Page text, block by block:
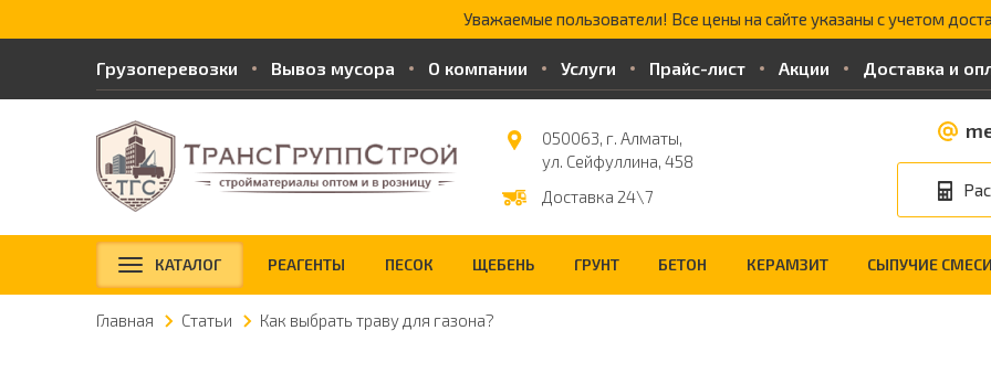
Уважаемые пользователи! Все цены на сайте указаны с учетом
Грузоперевозки Вывоз мусора О компании Услуги Прайс-лист Акции Доставка и
050063, г. Алматы,
ул. Сейфуллина, 458
Доставка 24\7
КАТАЛОГ РЕАГЕНТЫ ПЕСОК ЩЕБЕНЬ ГРУНТ БЕТОН КЕРАМЗИТ СЫПУЧИЕ СМЕСИ
Главная Статьи Как выбрать траву для газона?